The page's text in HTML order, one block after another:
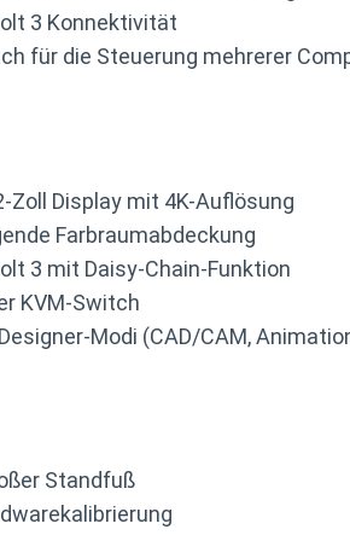
3 Konnektivität
für die Steuerung mehrerer
Zoll Display mit 4K-Auflösung
Farbraumabdeckung
3 mit Daisy-Chain-Funktion
KVM-Switch
Modi (CAD/CAM,
Standfuß